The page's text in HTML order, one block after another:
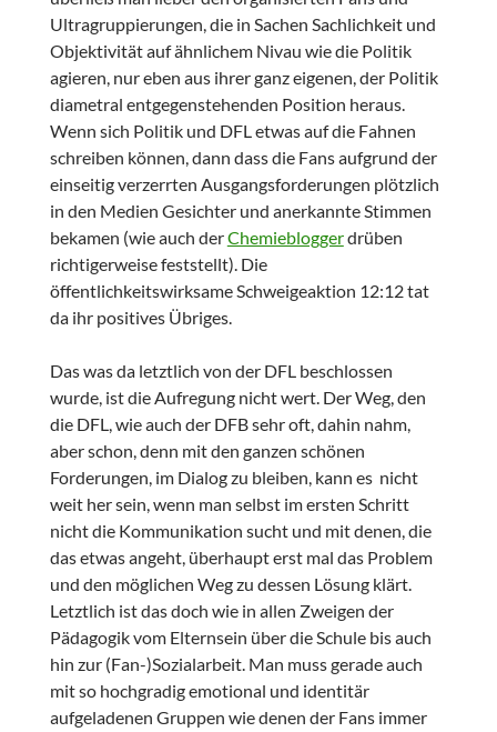
Ultragruppierungen, die in Sachen Sachlichkeit und
Objektivität auf ähnlichem Nivau wie die Politik
agieren, nur eben aus ihrer ganz eigenen, der Politik
diametral entgegenstehenden Position heraus.
Wenn sich Politik und DFL etwas auf die Fahnen
schreiben können, dann dass die Fans aufgrund der
einseitig verzerrten Ausgangsforderungen plötzlich
in den Medien Gesichter und anerkannte Stimmen
bekamen (wie auch derChemiebloggerdrüben
richtigerweise feststellt). Die
öffentlichkeitswirksame Schweigeaktion 12:12 tat
da ihr positives Übriges.
Das was da letztlich von der DFL beschlossen
wurde, ist die Aufregung nicht wert. Der Weg, den
die DFL, wie auch der DFB sehr oft, dahin nahm,
aber schon, denn mit den ganzen schönen
Forderungen, im Dialog zu bleiben, kann es nicht
weit her sein, wenn man selbst im ersten Schritt
nicht die Kommunikation sucht und mit denen, die
das etwas angeht, überhaupt erst mal das Problem
und den möglichen Weg zu dessen Lösung klärt.
Letztlich ist das doch wie in allen Zweigen der
Pädagogik vom Elternsein über die Schule bis auch
hin zur (Fan-)Sozialarbeit. Man muss gerade auch
mit so hochgradig emotional und identitär
aufgeladenen Gruppen wie denen der Fans immer